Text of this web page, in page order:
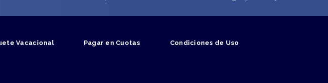
Vacacional Pagar en Cuotas Condiciones de Uso